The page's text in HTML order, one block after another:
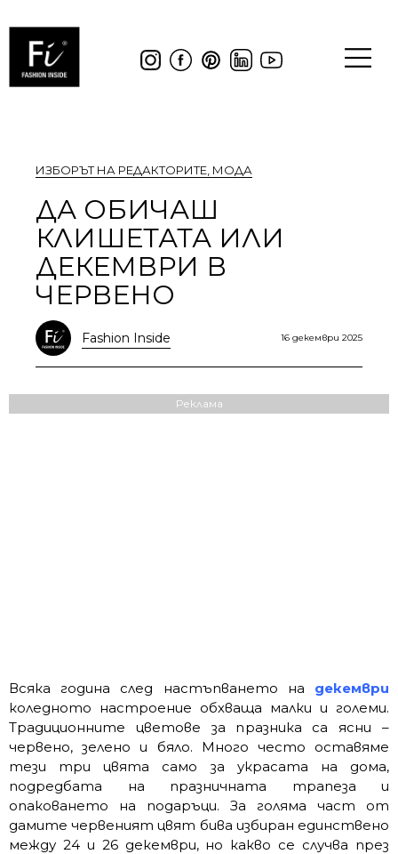
ИЗБОРЪТ НА РЕДАКТОРИТЕ МОДА
ДА ОБИЧАШ
КЛИШЕТАТА ИЛИ
ДЕКЕМВРИ В
ЧЕРВЕНО
Fashion Inside 16 декември 2025
Реклама
Всяка година след настъпването на декември
коледното настроение обхваща малки и големи.
Традиционните цветове за празника са ясни –
червено, зелено и бяло. Много често оставяме
тези три цвята само за украсата на дома,
подредбата на празничната трапеза и
опаковането на подаръци. За голяма част от
дамите червеният цвят бива избиран единствено
между 24 и 26 декември, но какво се случва през